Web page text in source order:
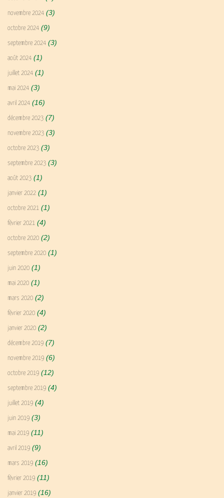
novembre 2024 (3)
octobre 2024 (9)
septembre 2024 (3)
août 2024 (1)
juillet 2024 (1)
mai 2024 (3)
avril 2024 (16)
décembre 2023 (7)
novembre 2023 (3)
octobre 2023 (3)
septembre 2023 (3)
août 2023 (1)
janvier 2022 (1)
octobre 2021 (1)
février 2021 (4)
octobre 2020 (2)
septembre 2020 (1)
juin 2020 (1)
mai 2020 (1)
mars 2020 (2)
février 2020 (4)
janvier 2020 (2)
décembre 2019 (7)
novembre 2019 (6)
octobre 2019 (12)
septembre 2019 (4)
juillet 2019 (4)
juin 2019 (3)
mai 2019 (11)
avril 2019 (9)
mars 2019 (16)
février 2019 (11)
janvier 2019 (16)